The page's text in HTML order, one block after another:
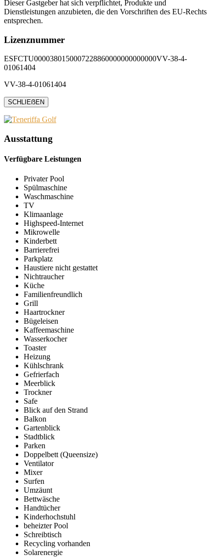
Dieser Gastgeber hat sich verpflichtet, Produkte und
Dienstleistungen anzubieten, die den Vorschriften des EU-Rechts
entsprechen.
Lizenznummer
ESFCTU0000380150007228860000000000000VV-38-4-
01061404
VV-38-4-01061404
SCHLIEẞEN
Ausstattung
Verfügbare Leistungen
Privater Pool
Spülmaschine
Waschmaschine
TV
Klimaanlage
Highspeed-Internet
Mikrowelle
Kinderbett
Barrierefrei
Parkplatz
Haustiere nicht gestattet
Nichtraucher
Küche
Familienfreundlich
Grill
Haartrockner
Bügeleisen
Kaffeemaschine
Wasserkocher
Toaster
Heizung
Kühlschrank
Gefrierfach
Meerblick
Trockner
Safe
Blick auf den Strand
Balkon
Gartenblick
Stadtblick
Parken
Doppelbett (Queensize)
Ventilator
Mixer
Surfen
Umzäunt
Bettwäsche
Handtücher
Kinderhochstuhl
beheizter Pool
Schreibtisch
Recycling vorhanden
Solarenergie